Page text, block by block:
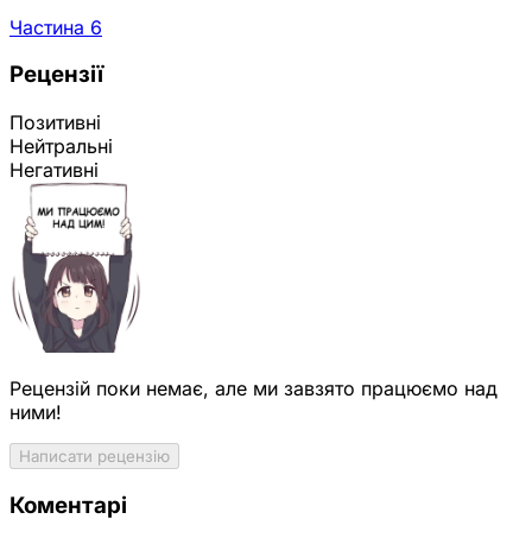
Частина 6
Рецензії
Позитивні
Нейтральні
Негативні
Рецензій поки немає, але ми завзято працюємо над
ними!
Написати рецензію
Коментарі